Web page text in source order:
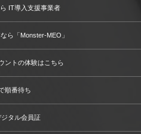
IT導入支援事業者
ら「Monster-MEO」
ントの体験はこちら
順番待ち
ジタル会員証